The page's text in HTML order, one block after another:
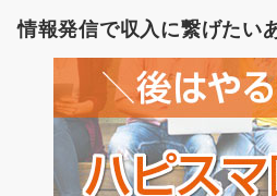
情報発信で収入に繋げたい